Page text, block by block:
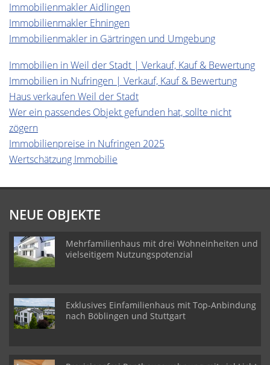
Immobilienmakler Aidlingen
Immobilienmakler Ehningen
Immobilienmakler in Gärtringen und Umgebung
Immobilien in Weil der Stadt | Verkauf, Kauf & Bewertung
Immobilien in Nufringen | Verkauf, Kauf & Bewertung
Haus verkaufen Weil der Stadt
Wer ein passendes Objekt gefunden hat, sollte nicht
zögern
Immobilienpreise in Nufringen 2025
Wertschätzung Immobilie
NEUE OBJEKTE
Mehrfamilienhaus mit drei Wohneinheiten und
vielseitigem Nutzungspotenzial
Exklusives Einfamilienhaus mit Top-Anbindung
nach Böblingen und Stuttgart